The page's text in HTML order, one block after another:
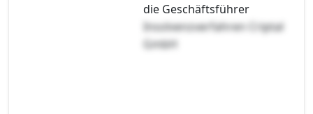
die Geschäftsführer
Insolvenzverfahren Criptal
GmbH